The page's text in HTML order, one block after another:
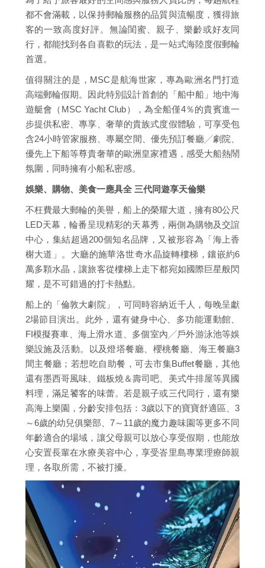
都不會滿載，以保持郵輪服務的品質與流暢度，獲得旅
客的一致高度好評。無論閨蜜、親子、樂齡或好友同
行，都能找到各自喜歡的玩法，是一站式海陸度假郵輪
首選。
值得關注的是，MSC是航海世家，專為歐洲名門打造
高端郵輪假期。因此特別設計首創的「船中船」地中海
遊艇會（MSC Yacht Club），為全船僅4％的貴賓進一
步提供私密、專享、奢華的貴族式度假體驗，可享受包
含24小時管家服務、專屬空間、優先預訂餐廳╱劇院、
優先上下船等尊貴奢華的歐洲皇家禮遇，感受大船熱鬧
氛圍，同時擁有小船私密感。
娛樂、購物、美食一應具全 三代同遊享天倫樂
不枉費最大郵輪的美譽，船上的榮耀大道，擁有80公尺
LED天幕，輪番呈現精彩的天幕秀，兩側為購物及交誼
中心，集結超過200個知名品牌，又被形容為「海上香
榭大道」。大廳的施華洛世奇水晶旋轉樓梯，鑲嵌約6
萬多顆水晶，讓旅客從樓梯上走下都宛如國際巨星般閃
耀，是不可錯過的打卡熱點。
船上的「倫敦大劇院」，可同時容納近千人，每晚呈獻
2場節目演出。此外，還有健身中心、多功能運動館、
FI模擬賽車、海上滑水道、多個室內╱戶外游泳池等娛
樂設施及活動。以及燈塔餐廳、櫻桃餐廳、海王餐廳3
間主餐廳；若想吃自助餐，可去市集Buffet餐廳，其他
還有墨西哥風味、鐵板燒＆壽司吧、美式牛排屋等異國
料理，滿足饕客的味蕾。若是親子或三代同行，還有樂
高海上樂園，分齡安排包括：3歲以下的寶寶舒適區、3
～6歲的幼兒俱樂部、7～11歲的魔力趣味園等更多不同
年齡適合的場域，讓父母親可以放心享受假期，也能放
心安置長輩在水療美容中心，享受峇里島專業理療師親
理，各取所需，不被打擾。